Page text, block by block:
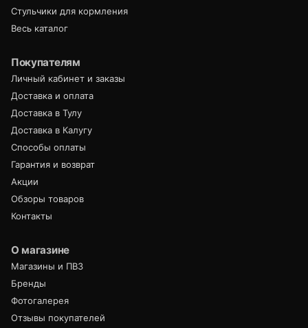
Стульчики для кормления
Весь каталог
Покупателям
Личный кабинет и заказы
Доставка и оплата
Доставка в Тулу
Доставка в Калугу
Способы оплаты
Гарантия и возврат
Акции
Обзоры товаров
Контакты
О магазине
Магазины и ПВЗ
Бренды
Фотогалерея
Отзывы покупателей